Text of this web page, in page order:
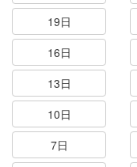
19日
16日
13日
10日
7日